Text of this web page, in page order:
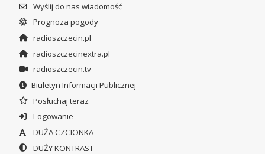
Wyślij do nas wiadomość
Prognoza pogody
radioszczecin.pl
radioszczecinextra.pl
radioszczecin.tv
Biuletyn Informacji Publicznej
Posłuchaj teraz
Logowanie
DUŻA CZCIONKA
DUŻY KONTRAST